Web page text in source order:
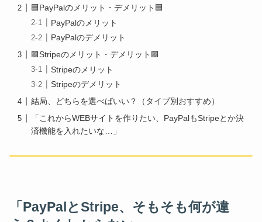
🟦PayPalのメリット・デメリット🟦
PayPalのメリット
PayPalのデメリット
🟪Stripeのメリット・デメリット🟪
Stripeのメリット
Stripeのデメリット
結局、どちらを選べばいい？（タイプ別おすすめ）
「これからWEBサイトを作りたい、PayPalもStripeとか決
済機能を入れたいな…」
「PayPalとStripe、そもそも何が違